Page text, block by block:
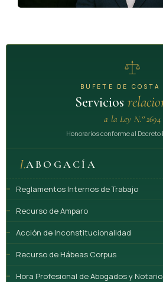
BUFETE DE COSTA
Servicios
a la Ley N.° 2694
Honorarios conforme al Decreto
I.ABOGACÍA
Reglamentos Internos de Trabajo
Recurso de Amparo
Acción de Inconstitucionalidad
Recurso de Hábeas Corpus
Hora Profesional de Abogados y